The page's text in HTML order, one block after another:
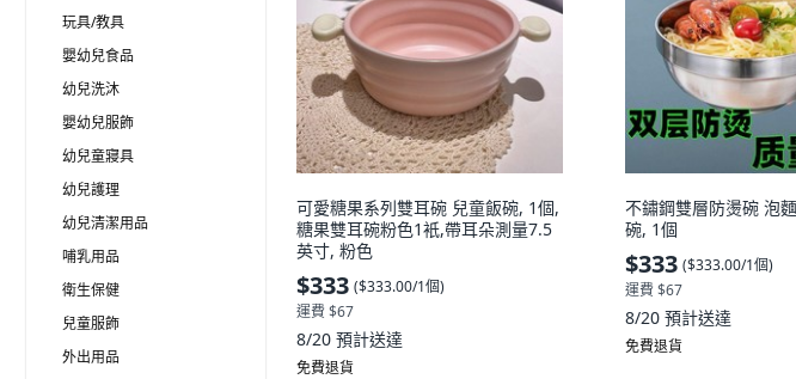
玩具/教具
嬰幼兒食品
幼兒洗沐
嬰幼兒服飾
幼兒童寢具
幼兒護理
幼兒清潔用品
哺乳用品
衛生保健
兒童服飾
外出用品
可愛糖果系列雙耳碗 兒童飯碗, 1個,
糖果雙耳碗粉色1衹,帶耳朵測量7.5
英寸, 粉色
$333 ($333.00/1個)
運費 $67
8/20 預計送達
免費退貨
不鏽鋼雙層防燙碗 泡
碗, 1個
$333 ($333.00/1個)
運費 $67
8/20 預計送達
免費退貨